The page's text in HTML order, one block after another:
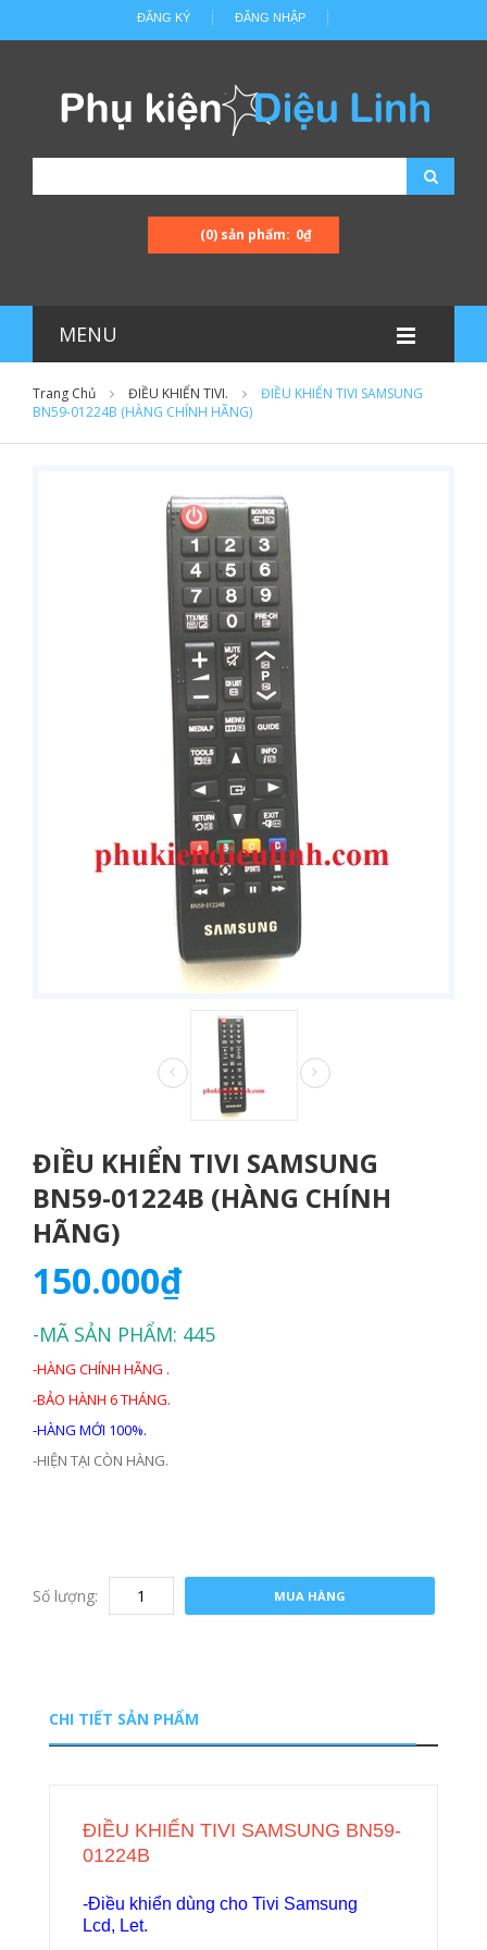
ĐĂNG NHẬP
ĐĂNG KÝ
(0) sản phẩm: 0₫
MENU
Trang Chủ ĐIỀU KHIỂN TIVI.
ĐIỀU KHIỂN TIVI SAMSUNG
BN59-01224B (HÀNG CHÍNH HÃNG)
ĐIỀU KHIỂN TIVI SAMSUNG
BN59-01224B (HÀNG CHÍNH
HÃNG)
150.000₫
-MÃ SẢN PHẨM: 445
-HÀNG CHÍNH HÃNG .
-BẢO HÀNH 6 THÁNG.
-HÀNG MỚI 100%.
-HIỆN TẠI CÒN HÀNG.
Số lượng: MUA HÀNG
CHI TIẾT SẢN PHẨM
ĐIỀU KHIỂN TIVI SAMSUNG BN59-
01224B
-Điều khiển dùng cho Tivi Samsung
Lcd, Let.